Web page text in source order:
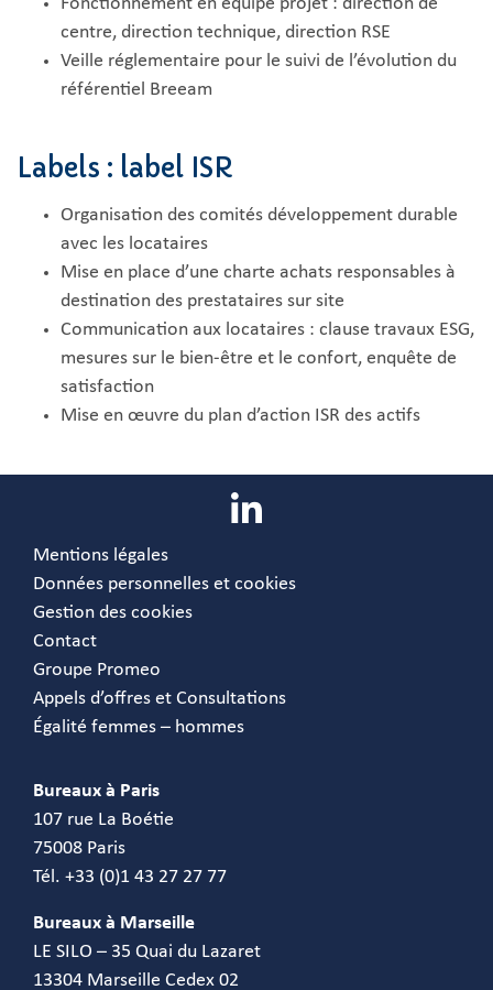
Fonctionnement en équipe projet : direction de
centre, direction technique, direction RSE
Veille réglementaire pour le suivi de l’évolution du
référentiel Breeam
Labels : label ISR
Organisation des comités développement durable
avec les locataires
Mise en place d’une charte achats responsables à
destination des prestataires sur site
Communication aux locataires : clause travaux ESG,
mesures sur le bien-être et le confort, enquête de
satisfaction
Mise en œuvre du plan d’action ISR des actifs
Mentions légales
Données personnelles et cookies
Gestion des cookies
Contact
Groupe Promeo
Appels d’offres et Consultations
Égalité femmes – hommes
Bureaux à Paris
107 rue La Boétie
75008 Paris
Tél. +33 (0)1 43 27 27 77
Bureaux à Marseille
LE SILO – 35 Quai du Lazaret
13304 Marseille Cedex 02